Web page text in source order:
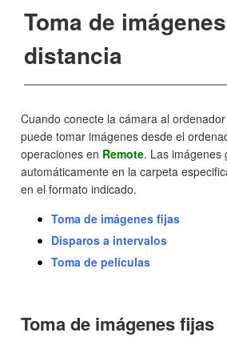
Toma de
distancia
Cuando conecte la cámara al
puede tomar imágenes desde el
operaciones en Remote. Las imágenes
automáticamente en la carpeta
en el formato indicado.
Toma de imágenes fijas
Disparos a intervalos
Toma de películas
Toma de imágenes fijas